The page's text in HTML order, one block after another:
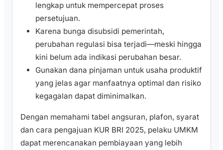
lengkap untuk mempercepat proses
persetujuan.
Karena bunga disubsidi pemerintah,
perubahan regulasi bisa terjadi—meski hingga
kini belum ada indikasi perubahan besar.
Gunakan dana pinjaman untuk usaha produktif
yang jelas agar manfaatnya optimal dan risiko
kegagalan dapat diminimalkan.
Dengan memahami tabel angsuran, plafon, syarat
dan cara pengajuan KUR BRI 2025, pelaku UMKM
dapat merencanakan pembiayaan yang lebih